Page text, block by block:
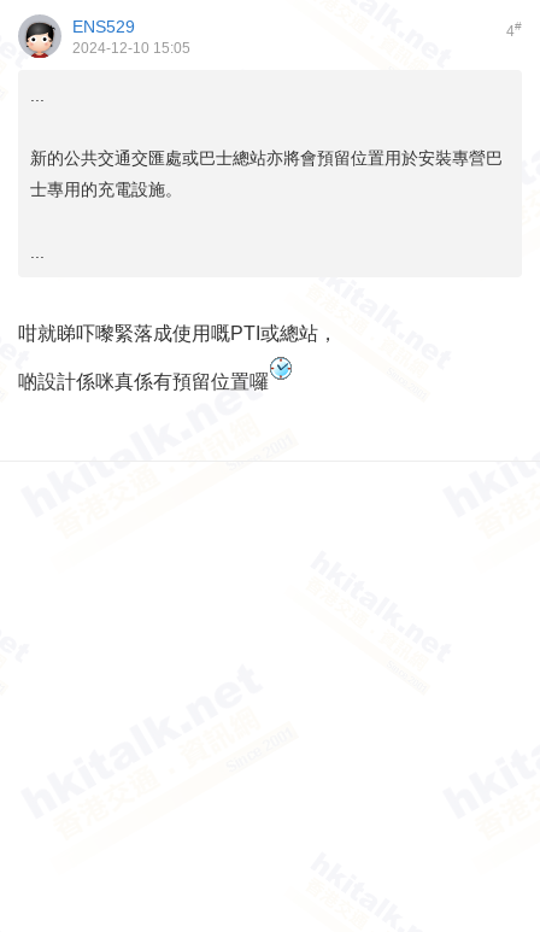
4#
ENS529
2024-12-10 15:05
新的公共交通交匯處或巴士總站亦將會預留位置用於安裝專營巴
士專用的充電設施。
咁就睇吓嚟緊落成使用嘅PTI或總站，
啲設計係咪真係有預留位置囉